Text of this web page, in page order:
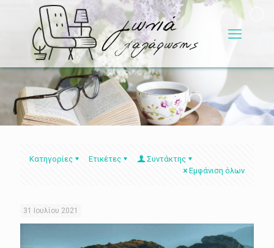
Κατηγορίες Ετικέτες
Συντάκτης
Εμφάνιση όλων
31 Ιουλίου 2021